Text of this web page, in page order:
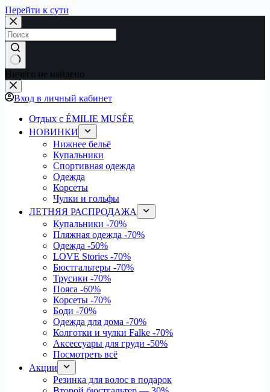
Перейти к сути
Ничего не найдено
Вход в личный кабинет
Отдых с ÉMILIE MUSÉE
НОВИНКИ
Нижнее бельё
Купальники
Спортивная одежда
Одежда
Корсеты
Чулки и гольфы
ЛЕТНЯЯ РАСПРОДАЖА
Купальники -70%
Пляжная одежда -70%
Одежда -50%
LOVE Stories -70%
Бюстгальтеры -70%
Трусики -70%
Пояса -60%
Корсеты -70%
Боди -70%
Одежда для дома -70%
Колготки и чулки Falke -70%
Аксессуары для груди -50%
Посмотреть всё
Акции
Резинка для волос в подарок